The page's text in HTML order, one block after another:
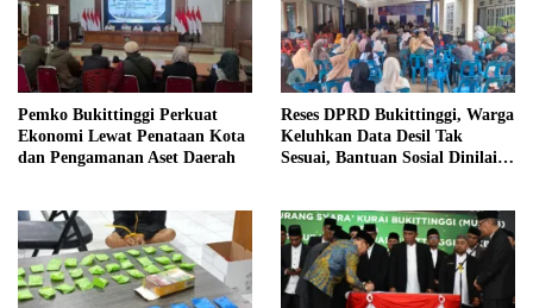
Pemko Bukittinggi Perkuat
Ekonomi Lewat Penataan Kota
dan Pengamanan Aset Daerah
Reses DPRD Bukittinggi, Warga
Keluhkan Data Desil Tak
Sesuai, Bantuan Sosial Dinilai